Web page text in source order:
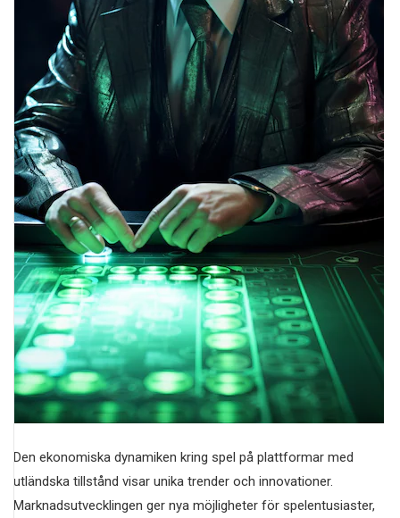
Den ekonomiska dynamiken kring spel på plattformar med
utländska tillstånd visar unika trender och innovationer.
Marknadsutvecklingen ger nya möjligheter för spelentusiaster,